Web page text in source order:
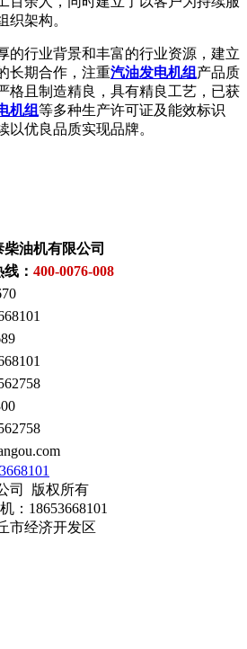
织架构。
的行业背景和丰富的行业资源，建立
长期合作，注重汽油发电机组产品质
格且制造精良，具有精良工艺，已获
机组等多种生产许可证及能效标识
以优良品质实现品牌。
油机有限公司
： 400-0076-008
司 版权所有
：18653668101
市经济开发区